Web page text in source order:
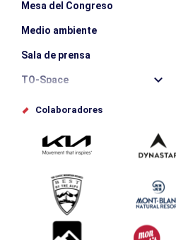
Mesa del Congreso
Medio ambiente
Sala de prensa
TO-Space
Offices de tourisme
Envíe su evento
Service groupes et séminaires
Descargar
Turismo y discapacidad
Colaboradores